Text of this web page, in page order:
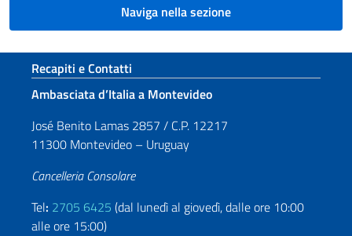
Naviga nella sezione
Sezione footer
Recapiti e Contatti
Ambasciata d’Italia a Montevideo
José Benito Lamas 2857 / C.P. 12217
11300 Montevideo – Uruguay
Cancelleria Consolare
Tel: 2705 6425 (dal lunedì al giovedì, dalle ore 10:00
alle ore 15:00)